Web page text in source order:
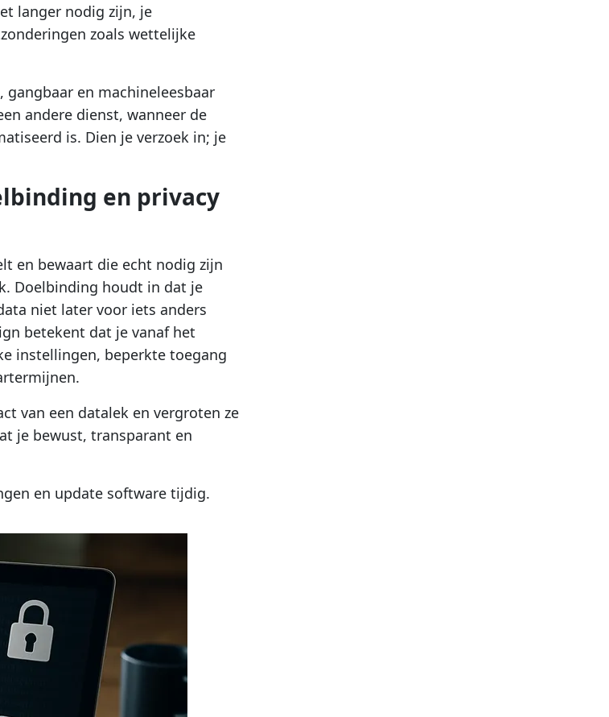
langer nodig zijn, je
zoals wettelijke
en machineleesbaar
andere dienst, wanneer de
is. Dien je verzoek in; je
en privacy
en bewaart die echt nodig zijn
Doelbinding houdt in dat je
niet later voor iets anders
betekent dat je vanaf het
instellingen, beperkte toegang
van een datalek en vergroten ze
je bewust, transparant en
en update software tijdig.